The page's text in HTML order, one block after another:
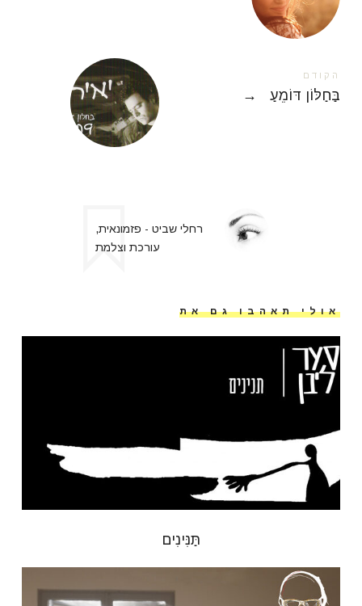
הקודם
בַּחַלּוֹן דּוֹמֵעַ →
רחלי שביט - פזמונאית,
עורכת וצלמת
אולי תאהבו גם את
תַּנִּינִים